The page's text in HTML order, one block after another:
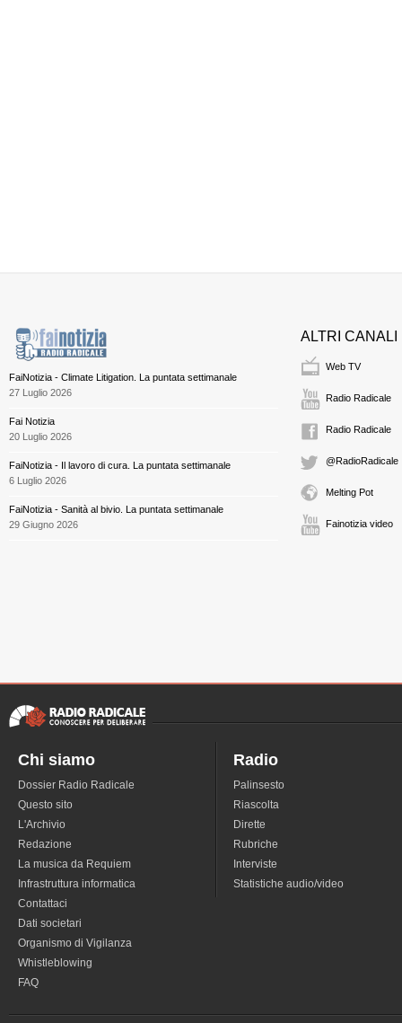
FaiNotizia - Climate Litigation. La puntata settimanale
27 Luglio 2026
Fai Notizia
20 Luglio 2026
FaiNotizia - Il lavoro di cura. La puntata settimanale
6 Luglio 2026
FaiNotizia - Sanità al bivio. La puntata settimanale
29 Giugno 2026
ALTRI CANALI
Web TV
Radio Radicale
Radio Radicale
@RadioRadicale
Melting Pot
Fainotizia video
Chi siamo
Dossier Radio Radicale
Questo sito
L'Archivio
Redazione
La musica da Requiem
Infrastruttura informatica
Contattaci
Dati societari
Organismo di Vigilanza
Whistleblowing
FAQ
Radio
Palinsesto
Riascolta
Dirette
Rubriche
Interviste
Statistiche audio/video